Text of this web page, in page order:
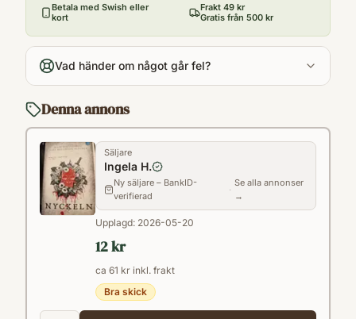
och kommer ut i över trettio länder. Den
första delen, Cirkeln, nominerades till
Augustpriset 2011. Filmatiseringen har
premiär 2015.
2014
Antal sidor
812
Språk
Format
Pocket
Betala med Swish eller
kort
Frakt 49 kr
Gratis från 500 kr
Vad händer om något går fel?
Denna annons
Säljare
Ingela H.
Ny säljare – BankID-
verifierad
·
Se alla annonser
→
Upplagd: 2026-05-20
12 kr
ca 61 kr inkl. frakt
Bra skick